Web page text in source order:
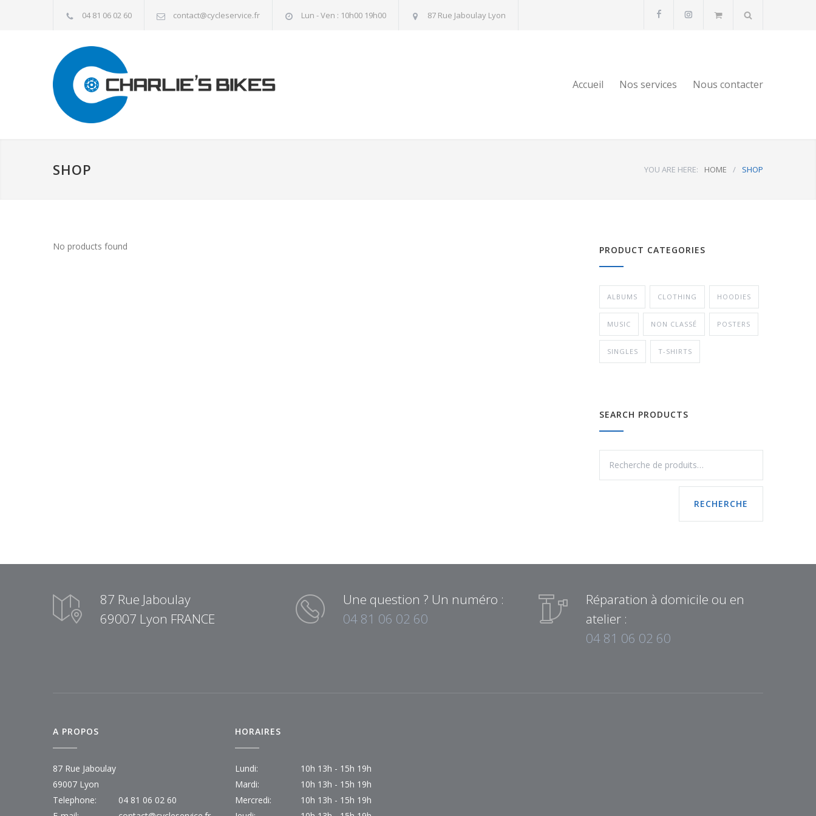
04 81 06 02 60 contact@cycleservice.fr Lun - Ven : 10h00 19h00 87 Rue Jaboulay Lyon
Accueil Nos services Nous contacter
SHOP YOU ARE HERE: HOME / SHOP
No products found PRODUCT CATEGORIES
ALBUMS CLOTHING HOODIES
MUSIC NON CLASSÉ POSTERS
SINGLES T-SHIRTS
SEARCH PRODUCTS
RECHERCHE
87 Rue Jaboulay
69007 Lyon FRANCE
Une question ? Un numéro :
04 81 06 02 60
Réparation à domicile ou en
atelier :
04 81 06 02 60
A PROPOS
87 Rue Jaboulay
69007 Lyon
Telephone:
04 81 06 02 60
HORAIRES
Lundi:
10h 13h - 15h 19h
Mardi:
10h 13h - 15h 19h
Mercredi:
10h 13h - 15h 19h